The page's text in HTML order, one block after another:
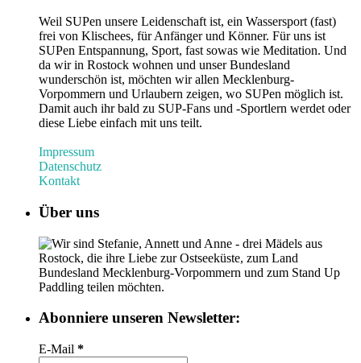
Weil SUPen unsere Leidenschaft ist, ein Wassersport (fast)
frei von Klischees, für Anfänger und Könner. Für uns ist
SUPen Entspannung, Sport, fast sowas wie Meditation. Und
da wir in Rostock wohnen und unser Bundesland
wunderschön ist, möchten wir allen Mecklenburg-
Vorpommern und Urlaubern zeigen, wo SUPen möglich ist.
Damit auch ihr bald zu SUP-Fans und -Sportlern werdet oder
diese Liebe einfach mit uns teilt.
Impressum
Datenschutz
Kontakt
Über uns
Wir sind Stefanie, Annett und Anne - drei Mädels aus
Rostock, die ihre Liebe zur Ostseeküste, zum Land
Bundesland Mecklenburg-Vorpommern und zum Stand Up
Paddling teilen möchten.
Abonniere unseren Newsletter:
E-Mail *